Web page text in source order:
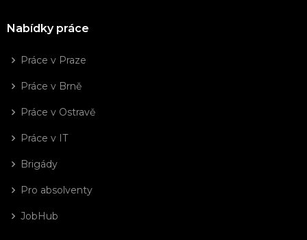
Nabídky práce
Práce v Praze
Práce v Brně
Práce v Ostravě
Práce v IT
Brigády
Pro absolventy
JobHub